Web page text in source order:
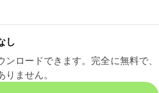
し
ンロードできます。完全に無料で、
ません。